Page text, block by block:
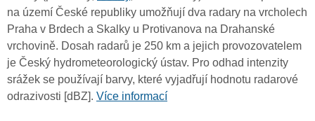
na území České republiky umožňují dva radary na vrcholech
Praha v Brdech a Skalky u Protivanova na Drahanské
vrchovině. Dosah radarů je 250 km a jejich provozovatelem
je Český hydrometeorologický ústav. Pro odhad intenzity
srážek se používají barvy, které vyjadřují hodnotu radarové
odrazivosti [dBZ]. Více informací